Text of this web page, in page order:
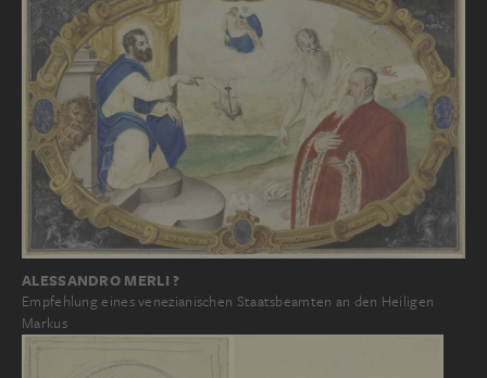
ALESSANDRO MERLI ?
Empfehlung eines venezianischen Staatsbeamten an den Heiligen
Markus